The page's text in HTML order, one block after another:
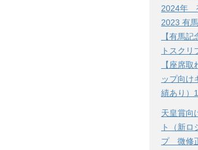
2024年
2023 有
【有馬
トスク
【座席
ップ向け
績あり）
天皇賞向
ト（新
プ 微修